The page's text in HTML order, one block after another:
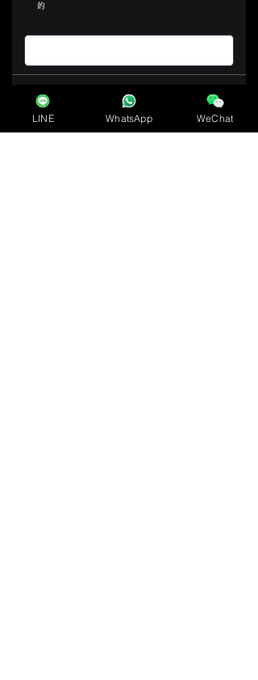
的
的
LINE WhatsApp WeChat